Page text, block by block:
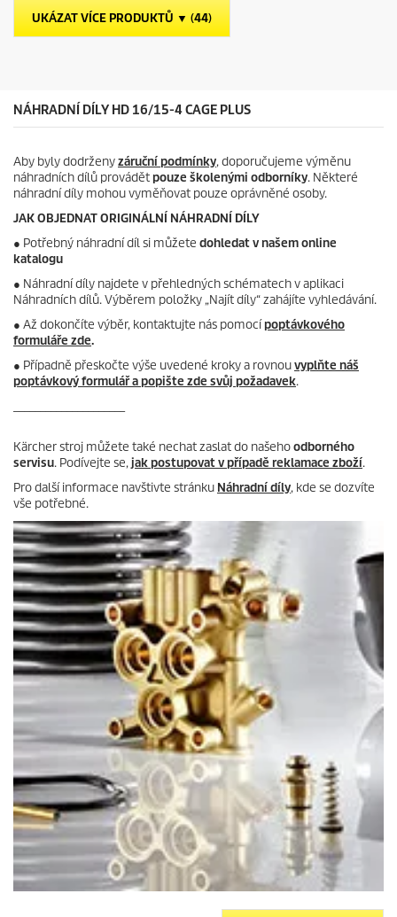
p
r
č
e
UKÁZAT VÍCE PRODUKTŮ ▼ (44)
NÁHRADNÍ DÍLY HD 16/15-4 CAGE PLUS
Aby byly dodrženyzáruční podmínky, doporučujeme výměnu
náhradních dílů provádětpouze školenými odborníky. Některé
náhradní díly mohou vyměňovat pouze oprávněné osoby.
JAK OBJEDNAT ORIGINÁLNÍ NÁHRADNÍ DÍLY
● Potřebný náhradní díl si můžete dohledat v našem online
katalogu
● Náhradní díly najdete v přehledných schématech v aplikaci
Náhradních dílů. Výběrem položky „Najít díly“ zahájíte vyhledávání.
● Až dokončíte výběr, kontaktujte nás pomocípoptávkového
formuláře zde.
● Případně přeskočte výše uvedené kroky a rovnouvyplňte náš
poptávkový formulář a popište zde svůj požadavek.
Kärcher stroj můžete také nechat zaslat do našehoodborného
servisu. Podívejte se,jak postupovat v případě reklamace zboží.
Pro další informace navštivte stránku Náhradní díly, kde se dozvíte
vše potřebné.